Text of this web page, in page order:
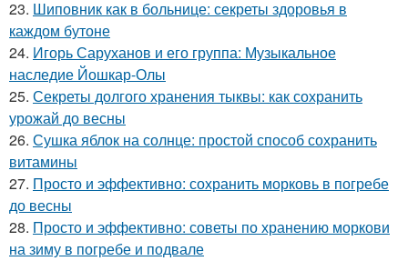
23. Шиповник как в больнице: секреты здоровья в
каждом бутоне
24. Игорь Саруханов и его группа: Музыкальное
наследие Йошкар-Олы
25. Секреты долгого хранения тыквы: как сохранить
урожай до весны
26. Сушка яблок на солнце: простой способ сохранить
витамины
27. Просто и эффективно: сохранить морковь в погребе
до весны
28. Просто и эффективно: советы по хранению моркови
на зиму в погребе и подвале